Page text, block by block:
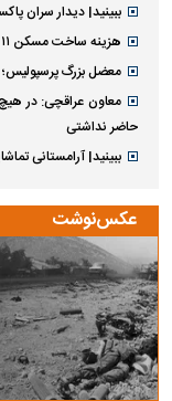
ببینید| دیدار سران
هزینه ساخت مسکن ۱۱ برابر شد؛ هر متر خانه در تهران چقدر آب می‌خورد؟
معضل بزرگ
معاون عراقچی: در
حاضر نداشتی
ببینید| آرامستانی
عکس‌نوشت